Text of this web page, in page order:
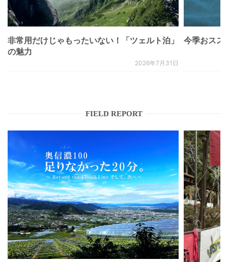
非常用だけじゃもったいない！「ツェルト泊」
の魅力
2026年7月31日
今季おスス
FIELD REPORT